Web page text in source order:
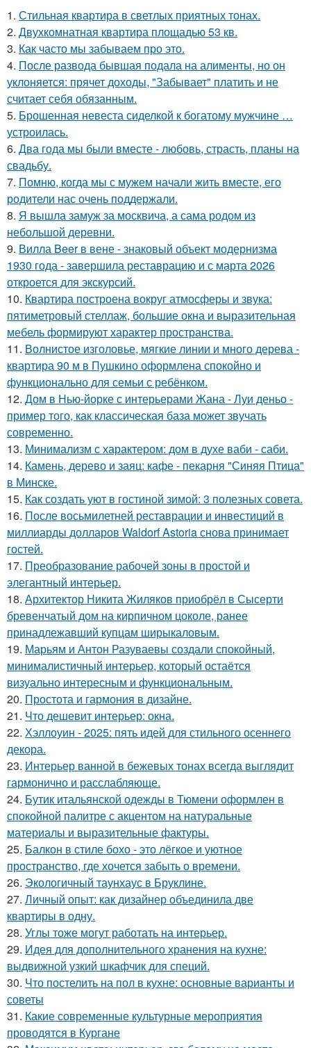
1. Стильная квартира в светлых приятных тонах.
2. Двухкомнатная квартира площадью 53 кв.
3. Как часто мы забываем про это.
4. После развода бывшая подала на алименты, но он
уклоняется: прячет доходы, "Забывает" платить и не
считает себя обязанным.
5. Брошенная невеста сиделкой к богатому мужчине …
устроилась.
6. Два года мы были вместе - любовь, страсть, планы на
свадьбу.
7. Помню, когда мы с мужем начали жить вместе, его
родители нас очень поддержали.
8. Я вышла замуж за москвича, а сама родом из
небольшой деревни.
9. Вилла Beer в вене - знаковый объект модернизма
1930 года - завершила реставрацию и с марта 2026
откроется для экскурсий.
10. Квартира построена вокруг атмосферы и звука:
пятиметровый стеллаж, большие окна и выразительная
мебель формируют характер пространства.
11. Волнистое изголовье, мягкие линии и много дерева -
квартира 90 м в Пушкино оформлена спокойно и
функционально для семьи с ребёнком.
12. Дом в Нью-йорке с интерьерами Жана - Луи деньо -
пример того, как классическая база может звучать
современно.
13. Минимализм с характером: дом в духе ваби - саби.
14. Камень, дерево и заяц: кафе - пекарня "Синяя Птица"
в Минске.
15. Как создать уют в гостиной зимой: 3 полезных совета.
16. После восьмилетней реставрации и инвестиций в
миллиарды долларов Waldorf Astoria снова принимает
гостей.
17. Преобразование рабочей зоны в простой и
элегантный интерьер.
18. Архитектор Никита Жиляков приобрёл в Сысерти
бревенчатый дом на кирпичном цоколе, ранее
принадлежавший купцам ширыкаловым.
19. Марьям и Антон Разуваевы создали спокойный,
минималистичный интерьер, который остаётся
визуально интересным и функциональным.
20. Простота и гармония в дизайне.
21. Что дешевит интерьер: окна.
22. Хэллоуин - 2025: пять идей для стильного осеннего
декора.
23. Интерьер ванной в бежевых тонах всегда выглядит
гармонично и расслабляюще.
24. Бутик итальянской одежды в Тюмени оформлен в
спокойной палитре с акцентом на натуральные
материалы и выразительные фактуры.
25. Балкон в стиле бохо - это лёгкое и уютное
пространство, где хочется забыть о времени.
26. Экологичный таунхаус в Бруклине.
27. Личный опыт: как дизайнер объединила две
квартиры в одну.
28. Углы тоже могут работать на интерьер.
29. Идея для дополнительного хранения на кухне:
выдвижной узкий шкафчик для специй.
30. Что постелить на пол в кухне: основные варианты и
советы
31. Какие современные культурные мероприятия
проводятся в Кургане